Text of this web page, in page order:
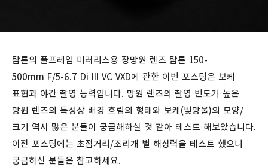
탐론의 풀프레임 미러리스용 장망원 렌즈 탐론 150-
500mm F/5-6.7 Di III VC VXD에 관한 이번 포스팅은 보케
표현과 야간 촬영 능력입니다. 망원 렌즈의 촬영 빈도가 높은
망원 렌즈의 특성상 배경 흐림의 형태와 보케(빛망울)의 모양/
크기 역시 많은 분들이 궁금해하실 것 같아 테스트 해보았습니다.
이전 포스팅에는 초점거리/조리개 별 해상력을 테스트 했으니
궁금하신 분들은 참고하세요.